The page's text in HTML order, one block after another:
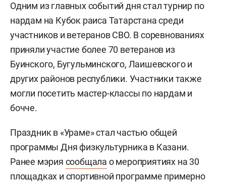
Одним из главных событий дня стал турнир по
нардам на Кубок раиса Татарстана среди
участников и ветеранов СВО. В соревнованиях
приняли участие более 70 ветеранов из
Буинского, Бугульминского, Лаишевского и
других районов республики. Участники также
могли посетить мастер-классы по нардам и
бочче.
Праздник в «Ураме» стал частью общей
программы Дня физкультурника в Казани.
Ранее мэрия сообщала о мероприятиях на 30
площадках и спортивной программе примерно